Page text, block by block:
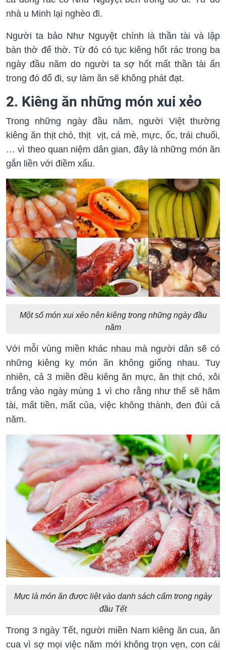
nhà u Minh lại nghèo đi.
Người ta bảo Như Nguyệt chính là thần tài và lập
bàn thờ để thờ. Từ đó có tục kiêng hốt rác trong ba
ngày đầu năm do người ta sợ hốt mất thần tài ẩn
trong đó đổ đi, sự làm ăn sẽ không phát đạt.
2. Kiêng ăn những món xui xẻo
Trong những ngày đầu năm, người Việt thường
kiêng ăn thịt chó, thịt vịt, cá mè, mực, ốc, trái chuối,
… vì theo quan niệm dân gian, đây là những món ăn
gắn liền với điềm xấu.
Một số món xui xẻo nên kiêng trong những ngày đầu
năm
Với mỗi vùng miền khác nhau mà người dân sẽ có
những kiêng kỵ món ăn không giống nhau. Tuy
nhiên, cả 3 miền đều kiêng ăn mực, ăn thịt chó, xôi
trắng vào ngày mùng 1 vì cho rằng như thế sẽ hãm
tài, mất tiền, mất của, việc không thành, đen đủi cả
năm.
Mực là món ăn được liệt vào danh sách cấm trong ngày
đầu Tết
Trong 3 ngày Tết, người miền Nam kiêng ăn cua, ăn
cua vì sợ mọi việc năm mới không trọn vẹn, con cái